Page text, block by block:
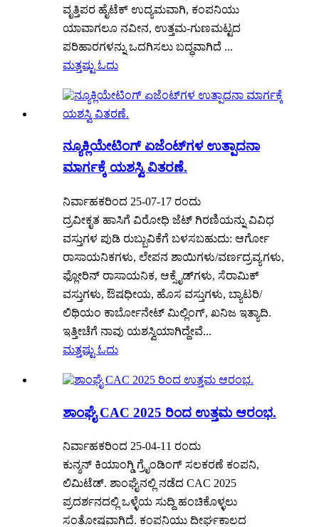
ವೃತ್ತಿಪರ ಹೈಟೆಕ್ ಉದ್ಯಮವಾಗಿ, ಕಂಪನಿಯು
ಯಾವಾಗಲೂ ನವೀನ, ಉತ್ತಮ-ಗುಣಮಟ್ಟದ
ಪರಿಹಾರಗಳನ್ನು ಒದಗಿಸಲು ಬದ್ಧವಾಗಿದೆ ...
ಮತ್ತಷ್ಟು ಓದು
ನ್ಯೂಕ್ಲಿಯೇಟಿಂಗ್ ಏಜೆಂಟ್‌ಗಳ ಉತ್ಪಾದನಾ
ಮಾರ್ಗಕ್ಕೆ ಯಶಸ್ವಿ ವಿತರಣೆ.
ನಿರ್ವಾಹಕರಿಂದ 25-07-17 ರಂದು
ದ್ರವೀಕೃತ ಹಾಸಿಗೆ ವಿರೋಧಿ ಜೆಟ್ ಗಿರಣಿಯನ್ನು ವಿವಿಧ
ವಸ್ತುಗಳ ಪುಡಿ ರುಬ್ಬುವಿಕೆಗೆ ಬಳಸಬಹುದು: ಆರ್ಗೋ
ರಾಸಾಯನಿಕಗಳು, ಲೇಪನ ಶಾಯಿಗಳು/ವರ್ಣದ್ರವ್ಯಗಳು,
ಫ್ಲೋರಿನ್ ರಾಸಾಯನಿಕ, ಆಕ್ಸೈಡ್‌ಗಳು, ಸೆರಾಮಿಕ್
ವಸ್ತುಗಳು, ಔಷಧೀಯ, ಹೊಸ ವಸ್ತುಗಳು, ಬ್ಯಾಟರಿ/
ಲಿಥಿಯಂ ಕಾರ್ಬೋನೇಟ್ ಮಿಲ್ಲಿಂಗ್, ಖನಿಜ ಇತ್ಯಾದಿ.
ಇತ್ತೀಚೆಗೆ ನಾವು ಯಶಸ್ವಿಯಾಗಿದ್ದೇವೆ...
ಮತ್ತಷ್ಟು ಓದು
ಶಾಂಘೈ CAC 2025 ರಿಂದ ಉತ್ತಮ ಆರಂಭ.
ನಿರ್ವಾಹಕರಿಂದ 25-04-11 ರಂದು
ಕುನ್ಶನ್ ಕಿಯಾಂಗ್ಡಿ ಗ್ರೈಂಡಿಂಗ್ ಸಲಕರಣೆ ಕಂಪನಿ,
ಲಿಮಿಟೆಡ್. ಶಾಂಘೈನಲ್ಲಿ ನಡೆದ CAC 2025
ಪ್ರದರ್ಶನದಲ್ಲಿ ಒಳ್ಳೆಯ ಸುದ್ದಿ ಹಂಚಿಕೊಳ್ಳಲು
ಸಂತೋಷವಾಗಿದೆ. ಕಂಪನಿಯು ದೀರ್ಘಕಾಲದ